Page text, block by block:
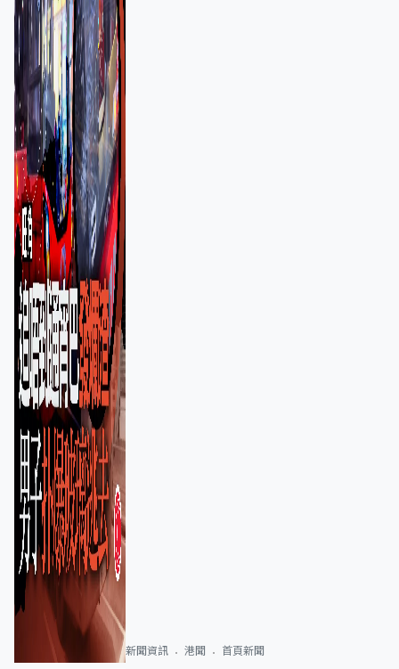
新聞資訊 港聞 首頁新聞